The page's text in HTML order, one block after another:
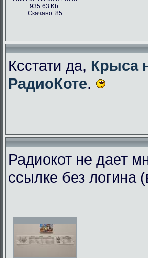
935.63 Kb.
Скачано: 85
Ксстати да, Крыса
РадиоКоте.
Радиокот не дает
ссылке без логина